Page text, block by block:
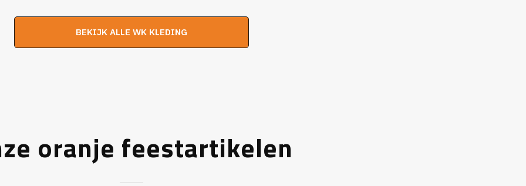
was:
is:
€24,95.
was:
is:
BEKIJK ALLE WK KLEDING
oranje feestartikelen